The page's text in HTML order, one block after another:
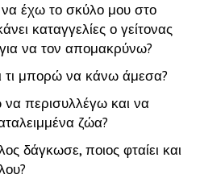
έχω το σκύλο μου στο
καταγγελίες ο γείτονας
να τον απομακρύνω?
τι μπορώ να κάνω άμεσα?
περισυλλέγω και να
ζώα?
δάγκωσε, ποιος φταίει και